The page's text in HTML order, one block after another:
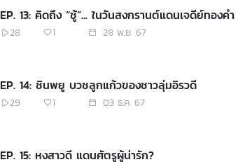
EP. 13: คิดถึง “ชู้”... ในวันสงกรานต์แดนเจดีย์ทองคำ
28 1 28 พ.ย. 67
EP. 14: ชินพยู บวชลูกแก้วของชาวลุ่มอิรวดี
29 1 03 ธ.ค. 67
EP. 15: หงสาวดี แดนศัตรูผู้น่ารัก?